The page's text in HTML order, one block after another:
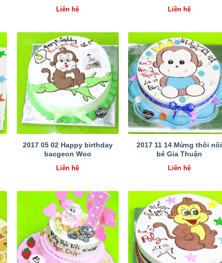
Liên hệ Liên hệ
2017 05 02 Happy birthday
bacgeon Woo
Liên hệ
2017 11 14 Mừng thôi nôi
bé Gia Thuận
Liên hệ